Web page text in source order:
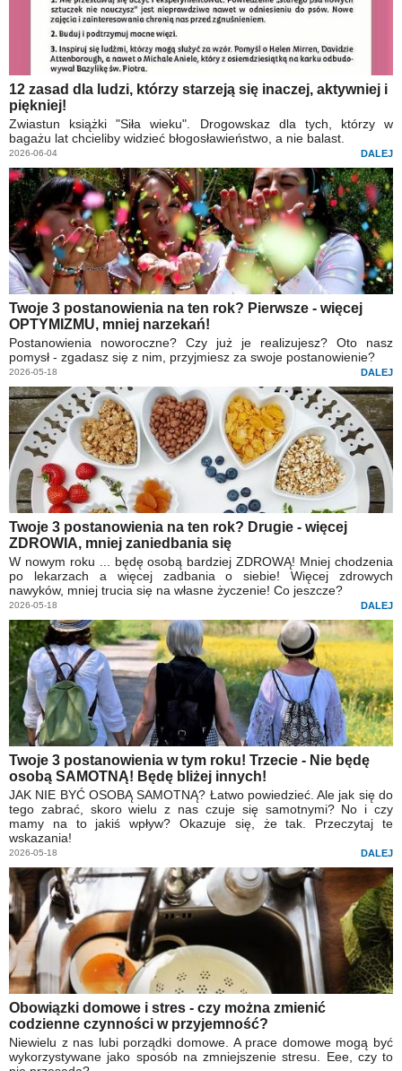
12 zasad dla ludzi, którzy starzeją się inaczej, aktywniej i
piękniej!
Zwiastun książki "Siła wieku". Drogowskaz dla tych, którzy w
bagażu lat chcieliby widzieć błogosławieństwo, a nie balast.
2026-06-04 DALEJ
Twoje 3 postanowienia na ten rok? Pierwsze - więcej
OPTYMIZMU, mniej narzekań!
Postanowienia noworoczne? Czy już je realizujesz? Oto nasz
pomysł - zgadasz się z nim, przyjmiesz za swoje postanowienie?
2026-05-18 DALEJ
Twoje 3 postanowienia na ten rok? Drugie - więcej
ZDROWIA, mniej zaniedbania się
W nowym roku ... będę osobą bardziej ZDROWĄ! Mniej chodzenia
po lekarzach a więcej zadbania o siebie! Więcej zdrowych
nawyków, mniej trucia się na własne życzenie! Co jeszcze?
2026-05-18 DALEJ
Twoje 3 postanowienia w tym roku! Trzecie - Nie będę
osobą SAMOTNĄ! Będę bliżej innych!
JAK NIE BYĆ OSOBĄ SAMOTNĄ? Łatwo powiedzieć. Ale jak się do
tego zabrać, skoro wielu z nas czuje się samotnymi? No i czy
mamy na to jakiś wpływ? Okazuje się, że tak. Przeczytaj te
wskazania!
2026-05-18 DALEJ
Obowiązki domowe i stres - czy można zmienić
codzienne czynności w przyjemność?
Niewielu z nas lubi porządki domowe. A prace domowe mogą być
wykorzystywane jako sposób na zmniejszenie stresu. Eee, czy to